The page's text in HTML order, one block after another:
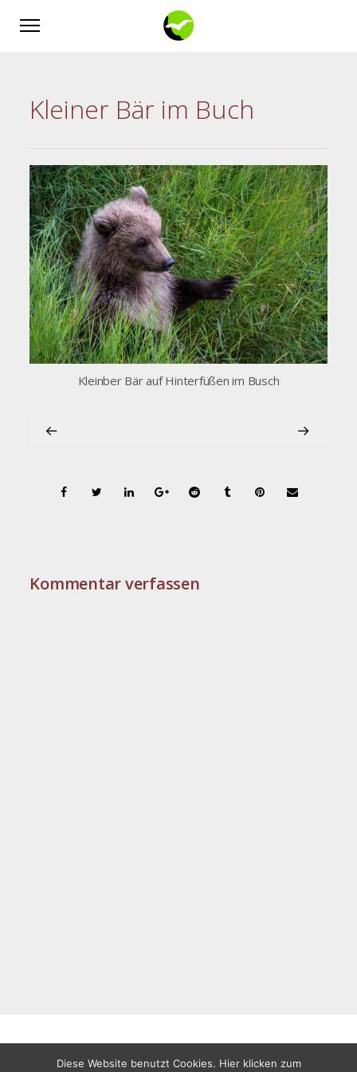
Kleiner Bär im Buch
Kleinber Bär auf Hinterfüßen im Busch
Kommentar verfassen
All rights reserved
Diese Website benutzt Cookies. Hier klicken zum